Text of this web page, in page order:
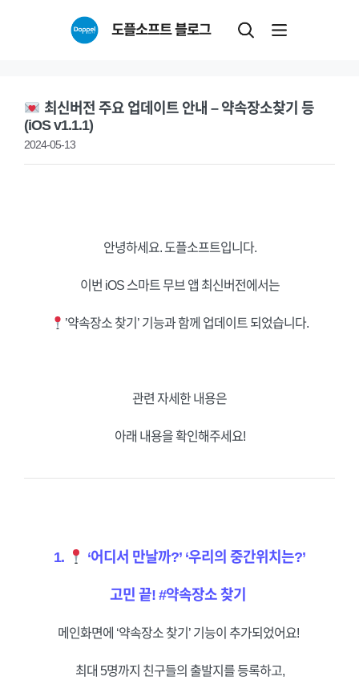
도플소프트 블로그
최신버전 주요 업데이트 안내 – 약속장소찾기 등
(iOS v1.1.1)
2024-05-13
안녕하세요. 도플소프트입니다.
이번 iOS 스마트 무브 앱 최신버전에서는
’약속장소 찾기’ 기능과 함께 업데이트 되었습니다.
관련 자세한 내용은
아래 내용을 확인해주세요!
1. ‘어디서 만날까?’‘우리의 중간위치는?’
고민 끝! #약속장소 찾기
메인화면에 ‘약속장소 찾기’ 기능이 추가되었어요!
최대 5명까지 친구들의 출발지를 등록하고,